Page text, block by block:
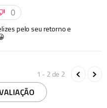
0
pelo seu retorno e
1 - 2 de 2